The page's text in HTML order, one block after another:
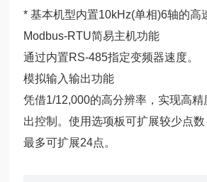
* 基本机型内置10kHz(单相)6轴的高
Modbus-RTU简易主机功能
通过内置RS-485指定变频器速度。
模拟输入输出功能
凭借1/12,000的高分辨率，实现高精
出控制。使用选项板可扩展较少点
最多可扩展24点。